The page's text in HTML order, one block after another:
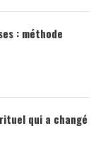
: méthode
qui a changé